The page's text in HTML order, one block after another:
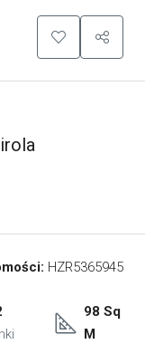
HZR5365945
98 Sq
M